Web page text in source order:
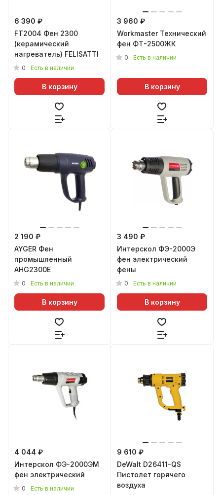
6 390 ₽
FT2004 Фен 2300
(керамический
нагреватель) FELISATTI
0 Есть в наличии
В корзину
3 960 ₽
Workmaster Технический
фен ФТ-2500ЖК
0 Есть в наличии
В корзину
2 190 ₽
AYGER Фен
промышленный
AHG2300E
0 Есть в наличии
В корзину
3 490 ₽
Интерскол ФЭ-2000Э
фен электрический
фены
0 Есть в наличии
В корзину
4 044 ₽
Интерскол ФЭ-2000ЭМ
фен электрический
0 Есть в наличии
9 610 ₽
DeWalt D26411-QS
Пистолет горячего
воздуха